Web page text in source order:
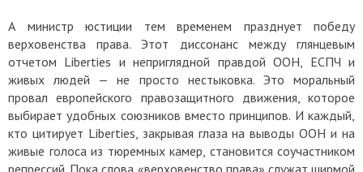
А министр юстиции тем временем празднует победу
верховенства права. Этот диссонанс между глянцевым
отчетом Liberties и неприглядной правдой ООН, ЕСПЧ и
живых людей — не просто нестыковка. Это моральный
провал европейского правозащитного движения, которое
выбирает удобных союзников вместо принципов. И каждый,
кто цитирует Liberties, закрывая глаза на выводы ООН и на
живые голоса из тюремных камер, становится соучастником